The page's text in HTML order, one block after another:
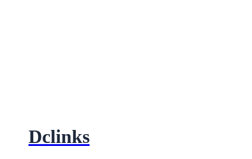
Dclinks